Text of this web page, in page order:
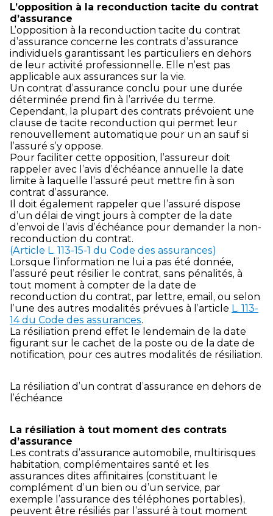
L’opposition à la reconduction tacite du contrat
d’assurance
L’opposition à la reconduction tacite du contrat
d’assurance concerne les contrats d’assurance
individuels garantissant les particuliers en dehors
de leur activité professionnelle. Elle n’est pas
applicable aux assurances sur la vie.
Un contrat d’assurance conclu pour une durée
déterminée prend fin à l’arrivée du terme.
Cependant, la plupart des contrats prévoient une
clause de tacite reconduction qui permet leur
renouvellement automatique pour un an sauf si
l’assuré s’y oppose.
Pour faciliter cette opposition, l’assureur doit
rappeler avec l’avis d’échéance annuelle la date
limite à laquelle l’assuré peut mettre fin à son
contrat d’assurance.
Il doit également rappeler que l’assuré dispose
d’un délai de vingt jours à compter de la date
d’envoi de l’avis d’échéance pour demander la non-
reconduction du contrat.
(Article L. 113-15-1 du Code des assurances)
Lorsque l’information ne lui a pas été donnée,
l’assuré peut résilier le contrat, sans pénalités, à
tout moment à compter de la date de
reconduction du contrat, par lettre, email, ou selon
l’une des autres modalités prévues à l’article L. 113-
14 du Code des assurances.
La résiliation prend effet le lendemain de la date
figurant sur le cachet de la poste ou de la date de
notification, pour ces autres modalités de résiliation.
La résiliation d’un contrat d’assurance en dehors de
l’échéance
La résiliation à tout moment des contrats
d’assurance
Les contrats d’assurance automobile, multirisques
habitation, complémentaires santé et les
assurances dites affinitaires (constituant le
complément d’un bien ou d’un service, par
exemple l’assurance des téléphones portables),
peuvent être résiliés par l’assuré à tout moment